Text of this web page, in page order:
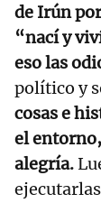
de Irún
“nací y
eso las
político y
cosas e
el
alegría.